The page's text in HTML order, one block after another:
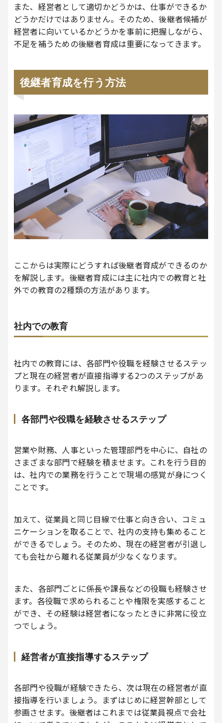
また、経営者として適切かどうかは、仕事ができるか
どうかだけではありません。そのため、後継者候補が
経営者に向いているかどうかを事前に把握しながら、
不足を補うための後継者育成は重要になってきます。
後継者育成を行う方法
ここからは実際にどうすれば後継者育成ができるのか
を解説します。後継者育成には主に社内での教育と社
外での教育の2種類の方法があります。
社内での教育
社内での教育には、各部門や役職を経験させるステッ
プと現在の経営者が直接指導する2つのステップがあ
ります。それぞれ解説します。
各部門や役職を経験させるステップ
営業や財務、人事といった管理部門を中心に、自社の
さまざまな部門で経験を積ませます。これを行う目的
は、社内での業務を行うことで現場の感覚が身につく
ことです。
加えて、従業員と同じ目線で仕事と向き合い、コミュ
ニケーションを取ることで、社内の支持も集めること
ができるでしょう。そのため、現在の経営者が引退し
ても会社から離れる従業員が少なくなります。
また、各部門ごとに係長や課長などの役職も経験させ
ます。各役職で求められることや権限を実感すること
ができ、その経験は経営者になったときに非常に役立
つでしょう。
経営者が直接指導するステップ
各部門や役職が経験できたら、次は現在の経営者が直
接指導を行いましょう。まずはじめに経営幹部として
参画させます。後継者はこれまでは従業員視点で会社